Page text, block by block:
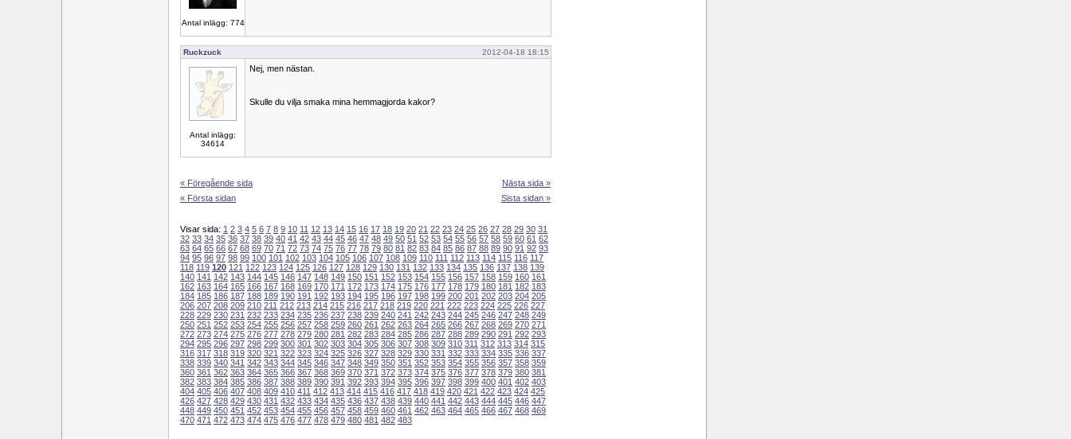
Antal inlägg: 774
Ruckzuck 2012-04-18 18:15
Antal inlägg:
34614
Nej, men nästan.
Skulle du vilja smaka mina hemmagjorda kakor?
« Föregående sida
« Första sidan
Nästa sida »
Sista sidan »
Visar sida: 1 2 3 4 5 6 7 8 9 10 11 12 13 14 15 16 17 18 19 20 21 22 23 24 25 26 27 28 29 30 31
32 33 34 35 36 37 38 39 40 41 42 43 44 45 46 47 48 49 50 51 52 53 54 55 56 57 58 59 60 61 62
63 64 65 66 67 68 69 70 71 72 73 74 75 76 77 78 79 80 81 82 83 84 85 86 87 88 89 90 91 92 93
94 95 96 97 98 99 100 101 102 103 104 105 106 107 108 109 110 111 112 113 114 115 116 117
118 119 120 121 122 123 124 125 126 127 128 129 130 131 132 133 134 135 136 137 138 139
140 141 142 143 144 145 146 147 148 149 150 151 152 153 154 155 156 157 158 159 160 161
162 163 164 165 166 167 168 169 170 171 172 173 174 175 176 177 178 179 180 181 182 183
184 185 186 187 188 189 190 191 192 193 194 195 196 197 198 199 200 201 202 203 204 205
206 207 208 209 210 211 212 213 214 215 216 217 218 219 220 221 222 223 224 225 226 227
228 229 230 231 232 233 234 235 236 237 238 239 240 241 242 243 244 245 246 247 248 249
250 251 252 253 254 255 256 257 258 259 260 261 262 263 264 265 266 267 268 269 270 271
272 273 274 275 276 277 278 279 280 281 282 283 284 285 286 287 288 289 290 291 292 293
294 295 296 297 298 299 300 301 302 303 304 305 306 307 308 309 310 311 312 313 314 315
316 317 318 319 320 321 322 323 324 325 326 327 328 329 330 331 332 333 334 335 336 337
338 339 340 341 342 343 344 345 346 347 348 349 350 351 352 353 354 355 356 357 358 359
360 361 362 363 364 365 366 367 368 369 370 371 372 373 374 375 376 377 378 379 380 381
382 383 384 385 386 387 388 389 390 391 392 393 394 395 396 397 398 399 400 401 402 403
404 405 406 407 408 409 410 411 412 413 414 415 416 417 418 419 420 421 422 423 424 425
426 427 428 429 430 431 432 433 434 435 436 437 438 439 440 441 442 443 444 445 446 447
448 449 450 451 452 453 454 455 456 457 458 459 460 461 462 463 464 465 466 467 468 469
470 471 472 473 474 475 476 477 478 479 480 481 482 483